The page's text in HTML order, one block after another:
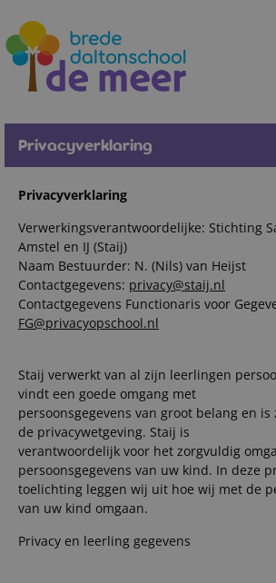
Privacyverklaring
Privacyverklaring
Verwerkingsverantwoordelijke: Stichting
Amstel en IJ (Staij)
Naam Bestuurder: N. (Nils) van Heijst
Contactgegevens: privacy@staij.nl
Contactgegevens Functionaris voor
FG@privacyopschool.nl
Staij verwerkt van al zijn leerlingen
vindt een goede omgang met
persoonsgegevens van groot belang en
de privacywetgeving. Staij is
verantwoordelijk voor het zorgvuldig
persoonsgegevens van uw kind. In deze
toelichting leggen wij uit hoe wij met de
van uw kind omgaan.
Privacy en leerling gegevens